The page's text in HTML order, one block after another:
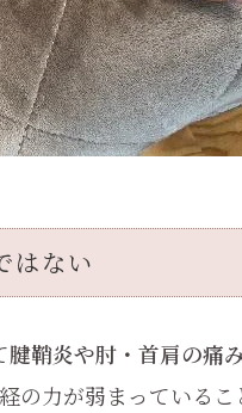
はない
腱鞘炎や肘・首肩の痛
の力が弱まっているこ